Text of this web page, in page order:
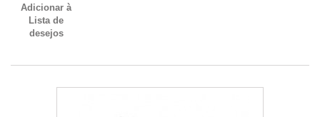
Adicionar à
Lista de
desejos